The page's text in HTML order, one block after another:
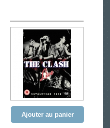
Ajouter au panier